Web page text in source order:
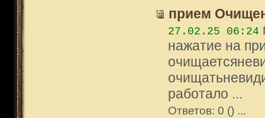
прием
27.02.25 06:24
нажатие на
работало ...
Ответов: 0 () ...